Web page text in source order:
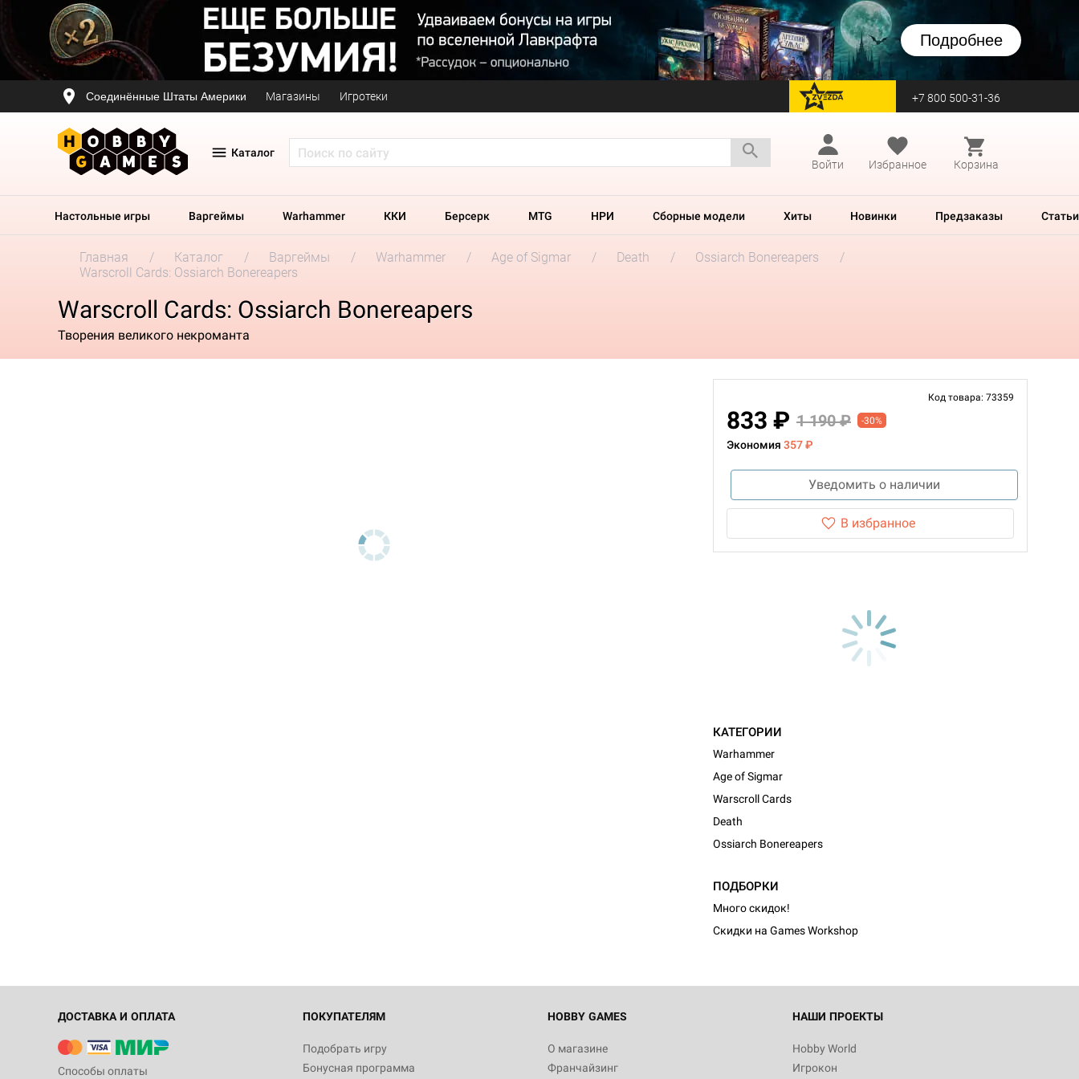
Подробнее
Соединённые Штаты Америки Магазины Игротеки перейти на Zvezda +7 800 500-31-36
Каталог
Войти
Избранное Корзина
Настольные игры Варгеймы Warhammer ККИ Берсерк MTG НРИ Сборные модели Хиты Новинки Предзаказы Статьи
Главная Каталог Варгеймы Warhammer Age of Sigmar Death
Ossiarch Bonereapers
Warscroll Cards: Ossiarch Bonereapers
Warscroll Cards: Ossiarch Bonereapers
Творения великого некроманта
Код товара: 73359
833 ₽ 1 190 ₽ -30%
Экономия 357 ₽
Уведомить о наличии
В избранное
КАТЕГОРИИ
Warhammer
Age of Sigmar
Warscroll Cards
Death
Ossiarch Bonereapers
ПОДБОРКИ
Много скидок!
Скидки на Games Workshop
ДОСТАВКА И ОПЛАТА
Способы оплаты
ПОКУПАТЕЛЯМ
Подобрать игру
Бонусная программа
HOBBY GAMES
О магазине
Франчайзинг
НАШИ ПРОЕКТЫ
Hobby World
Игрокон